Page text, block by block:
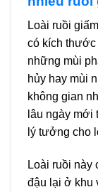
Loài ruồi
có kích thước
những mùi
hủy hay mùi
không gian
lâu ngày mới
lý tưởng cho
Loài ruồi này
đậu lại ở khu